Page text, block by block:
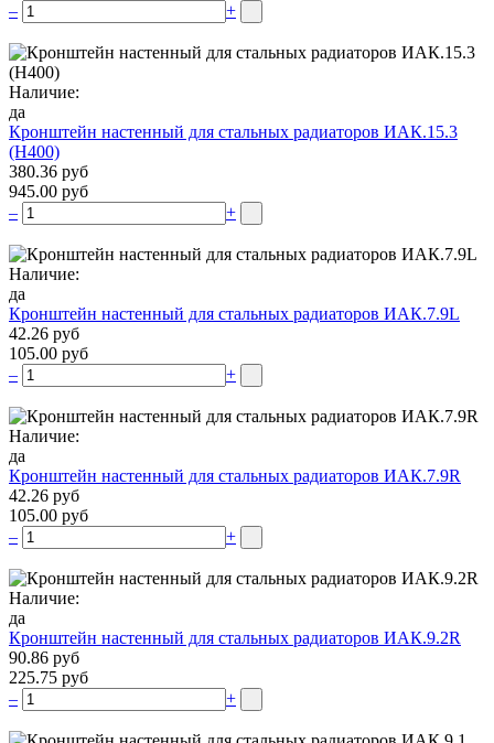
–
+
Наличие:
да
Кронштейн настенный для стальных радиаторов ИАК.15.3
(H400)
380.36 руб
945.00 руб
–
+
Наличие:
да
Кронштейн настенный для стальных радиаторов ИАК.7.9L
42.26 руб
105.00 руб
–
+
Наличие:
да
Кронштейн настенный для стальных радиаторов ИАК.7.9R
42.26 руб
105.00 руб
–
+
Наличие:
да
Кронштейн настенный для стальных радиаторов ИАК.9.2R
90.86 руб
225.75 руб
–
+